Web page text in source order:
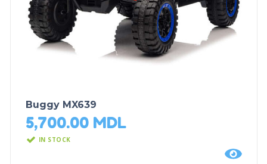
Buggy MX639
5,700.00 MDL
IN STOCK